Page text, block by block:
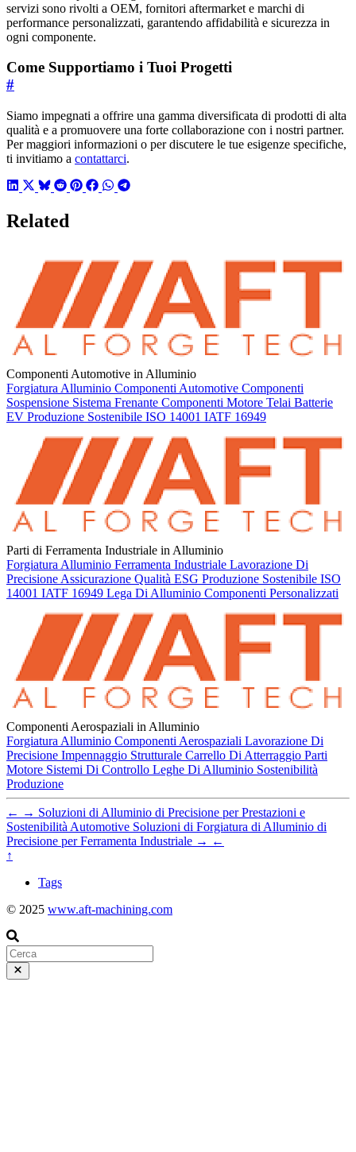
servizi sono rivolti a OEM, fornitori aftermarket e marchi di
performance personalizzati, garantendo affidabilità e sicurezza in
ogni componente.
Come Supportiamo i Tuoi Progetti
#
Siamo impegnati a offrire una gamma diversificata di prodotti di alta
qualità e a promuovere una forte collaborazione con i nostri partner.
Per maggiori informazioni o per discutere le tue esigenze specifiche,
ti invitiamo a contattarci.
Related
Componenti Automotive in Alluminio
Forgiatura Alluminio Componenti Automotive Componenti
Sospensione Sistema Frenante Componenti Motore Telai Batterie
EV Produzione Sostenibile ISO 14001 IATF 16949
Parti di Ferramenta Industriale in Alluminio
Forgiatura Alluminio Ferramenta Industriale Lavorazione Di
Precisione Assicurazione Qualità ESG Produzione Sostenibile ISO
14001 IATF 16949 Lega Di Alluminio Componenti Personalizzati
Componenti Aerospaziali in Alluminio
Forgiatura Alluminio Componenti Aerospaziali Lavorazione Di
Precisione Impennaggio Strutturale Carrello Di Atterraggio Parti
Motore Sistemi Di Controllo Leghe Di Alluminio Sostenibilità
Produzione
← → Soluzioni di Alluminio di Precisione per Prestazioni e
Sostenibilità Automotive Soluzioni di Forgiatura di Alluminio di
Precisione per Ferramenta Industriale → ←
↑
Tags
© 2025 www.aft-machining.com